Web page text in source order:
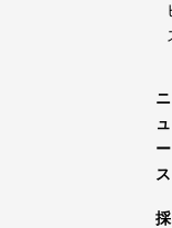
ニ
ュ
ー
ス
採